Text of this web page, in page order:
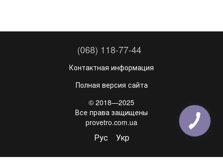
(068) 118-77-44
Контактная информация
Полная версия сайта
© 2018—2025
Все права защищены
provetro.com.ua
Рус Укр